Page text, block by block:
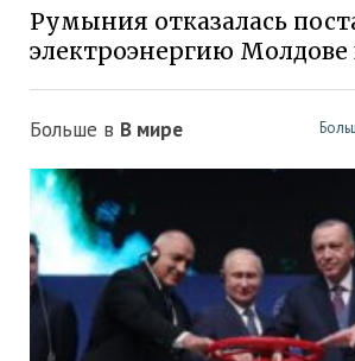
Румыния отказалась
электроэнергию Молдове
Больше в В мире